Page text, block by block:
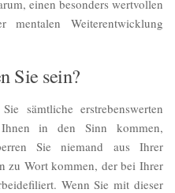
einen besonders wertvollen
Weiterentwicklung
Sie sein?
sämtliche erstrebenswerten
in den Sinn kommen,
Sie niemand aus Ihrer
zu Wort kommen, der bei Ihrer
Wenn Sie mit dieser